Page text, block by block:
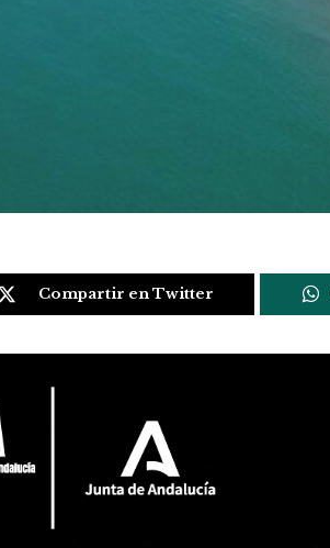
Compartir en Twitter